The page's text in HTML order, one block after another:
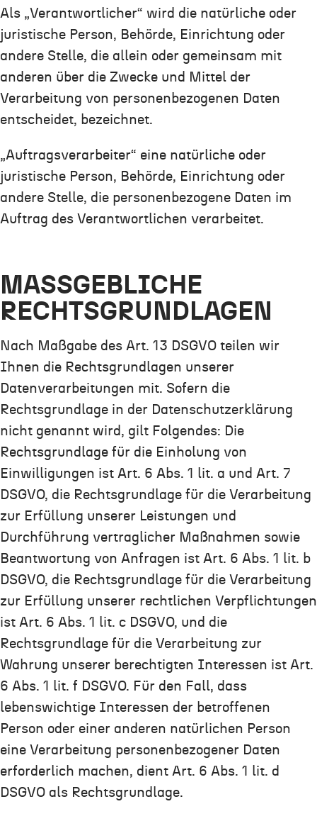
Als „Verantwortlicher“ wird die natürliche oder
juristische Person, Behörde, Einrichtung oder
andere Stelle, die allein oder gemeinsam mit
anderen über die Zwecke und Mittel der
Verarbeitung von personenbezogenen Daten
entscheidet, bezeichnet.
„Auftragsverarbeiter“ eine natürliche oder
juristische Person, Behörde, Einrichtung oder
andere Stelle, die personenbezogene Daten im
Auftrag des Verantwortlichen verarbeitet.
MASSGEBLICHE R
ECHTSGRUNDLAGEN
Nach Maßgabe des Art. 13 DSGVO teilen wir
Ihnen die Rechtsgrundlagen unserer
Datenverarbeitungen mit. Sofern die
Rechtsgrundlage in der Datenschutzerklärung
nicht genannt wird, gilt Folgendes: Die
Rechtsgrundlage für die Einholung von
Einwilligungen ist Art. 6 Abs. 1 lit. a und Art. 7
DSGVO, die Rechtsgrundlage für die Verarbeitung
zur Erfüllung unserer Leistungen und
Durchführung vertraglicher Maßnahmen sowie
Beantwortung von Anfragen ist Art. 6 Abs. 1 lit. b
DSGVO, die Rechtsgrundlage für die Verarbeitung
zur Erfüllung unserer rechtlichen Verpflichtungen
ist Art. 6 Abs. 1 lit. c DSGVO, und die
Rechtsgrundlage für die Verarbeitung zur
Wahrung unserer berechtigten Interessen ist Art.
6 Abs. 1 lit. f DSGVO. Für den Fall, dass
lebenswichtige Interessen der betroffenen
Person oder einer anderen natürlichen Person
eine Verarbeitung personenbezogener Daten
erforderlich machen, dient Art. 6 Abs. 1 lit. d
DSGVO als Rechtsgrundlage.